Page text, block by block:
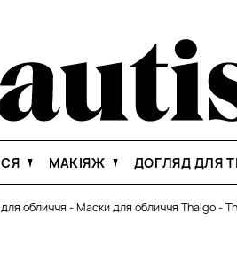
МАКІЯЖ ДОГЛЯД ДЛЯ
обличчя -Маски для обличчя Thalgo-